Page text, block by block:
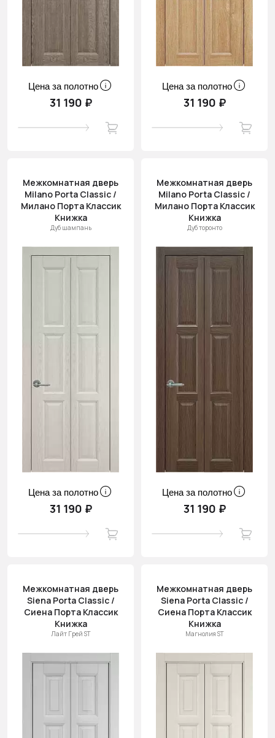
Цена за полотно
31 190 ₽
Цена за полотно
31 190 ₽
Межкомнатная дверь
Milano Porta Classic /
Милано Порта Классик
Книжка
Дуб шампань
Цена за полотно
31 190 ₽
Межкомнатная дверь
Milano Porta Classic /
Милано Порта Классик
Книжка
Дуб торонто
Цена за полотно
31 190 ₽
Межкомнатная дверь
Siena Porta Classic /
Сиена Порта Классик
Книжка
Лайт Грей ST
Межкомнатная дверь
Siena Porta Classic /
Сиена Порта Классик
Книжка
Магнолия ST